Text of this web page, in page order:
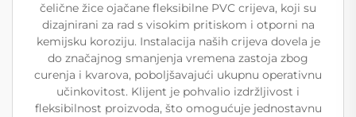
čelične žice ojačane fleksibilne PVC crijeva, koji su
dizajnirani za rad s visokim pritiskom i otporni na
kemijsku koroziju. Instalacija naših crijeva dovela je
do značajnog smanjenja vremena zastoja zbog
curenja i kvarova, poboljšavajući ukupnu operativnu
učinkovitost. Klijent je pohvalio izdržljivost i
fleksibilnost proizvoda, što omogućuje jednostavnu